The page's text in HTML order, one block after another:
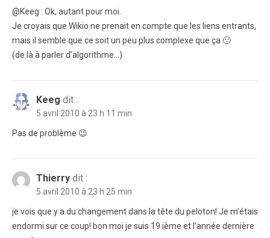
@Keeg : Ok, autant pour moi.
Je croyais que Wikio ne prenait en compte que les liens entrants,
mais il semble que ce soit un peu plus complexe que ça 🙂
(de là à parler d’algorithme…)
Keeg dit :
5 avril 2010 à 23 h 11 min
Pas de problème 😉
Thierry dit :
5 avril 2010 à 23 h 25 min
je vois que y a du changement dans la tête du peloton! Je m’étais
endormi sur ce coup! bon moi je suis 19 ième et l’année dernière